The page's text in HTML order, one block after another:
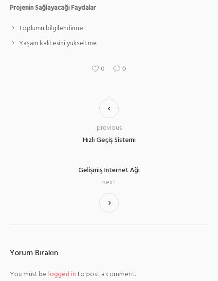
Projenin Sağlayacağı Faydalar
Toplumu bilgilendirme
Yaşam kalitesini yükseltme
0 0
Hızlı Geçiş Sistemi
previous
Gelişmiş Internet Ağı
next
Yorum Bırakın
You must belogged into post a comment.